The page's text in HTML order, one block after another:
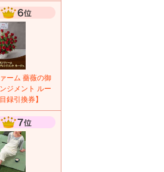
ーム 薔薇の御
ジメント ルー
録引換券】